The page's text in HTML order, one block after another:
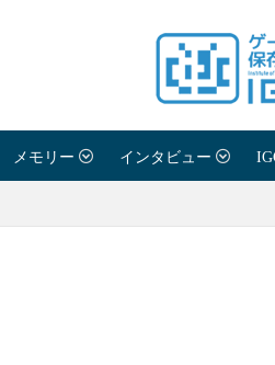
メモリー インタビュー